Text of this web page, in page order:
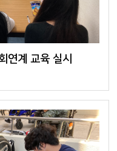
연계 교육 실시